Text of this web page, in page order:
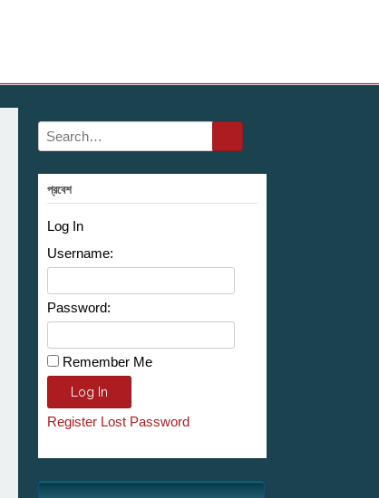
প্রবেশ
Log In
Username:
Password:
Remember Me
Alternative:
Log In
Register Lost Password